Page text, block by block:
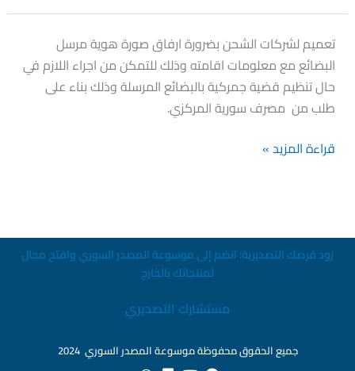
تعميم لشركات الشحن بضرورة ارفاق صورة هوية مرسل
البضائع مع معلومات اقامته وذلك للتمكن من اجراء اللازم في
حال تنظيم قضية جمركية بالبضائع المرسلة وذلك بناء على
طلب من مصرف سورية المركزي.
تعميم
جديد
لوزارة
النقل
شركات
المصرف
المركزي
قراءة المزيد »
زود فرصك التصديرية: انضم إلى موسوعة المصدر السوري وافتح مجال
لمنتجاتك بالخارج
مستشارك التصديري
جميع الحقوق محفوظة موسوعة المصدر السوري 2024